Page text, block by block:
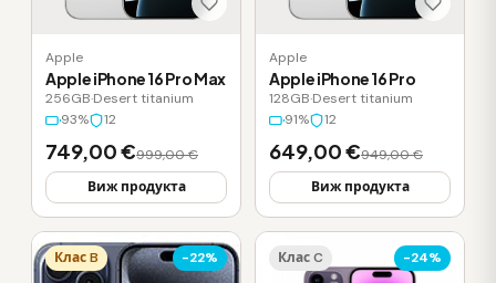
Apple
Apple iPhone 16 Pro Max
256GB·Desert titanium
93%
12
749,00 €999,00 €
Виж продукта
Apple
Apple iPhone 16 Pro
128GB·Desert titanium
91%
12
649,00 €949,00 €
Виж продукта
Клас B -22% Клас C -24%